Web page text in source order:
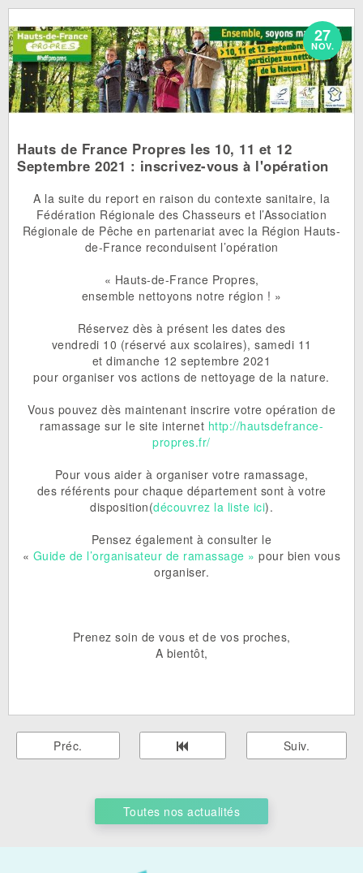
27
NOV.
Hauts de France Propres les 10, 11 et 12
Septembre 2021 : inscrivez-vous à l'opération
A la suite du report en raison du contexte sanitaire, la
Fédération Régionale des Chasseurs et l’Association
Régionale de Pêche en partenariat avec la Région Hauts-
de-France reconduisent l’opération
« Hauts-de-France Propres,
ensemble nettoyons notre région ! »
Réservez dès à présent les dates des
vendredi 10 (réservé aux scolaires), samedi 11
et dimanche 12 septembre 2021
pour organiser vos actions de nettoyage de la nature.
Vous pouvez dès maintenant inscrire votre opération de
ramassage sur le site internet http://hautsdefrance-
propres.fr/
Pour vous aider à organiser votre ramassage,
des référents pour chaque département sont à votre
disposition(découvrez la liste ici).
Pensez également à consulter le
« Guide de l’organisateur de ramassage » pour bien vous
organiser.
Prenez soin de vous et de vos proches,
A bientôt,
Préc. Suiv.
Toutes nos actualités